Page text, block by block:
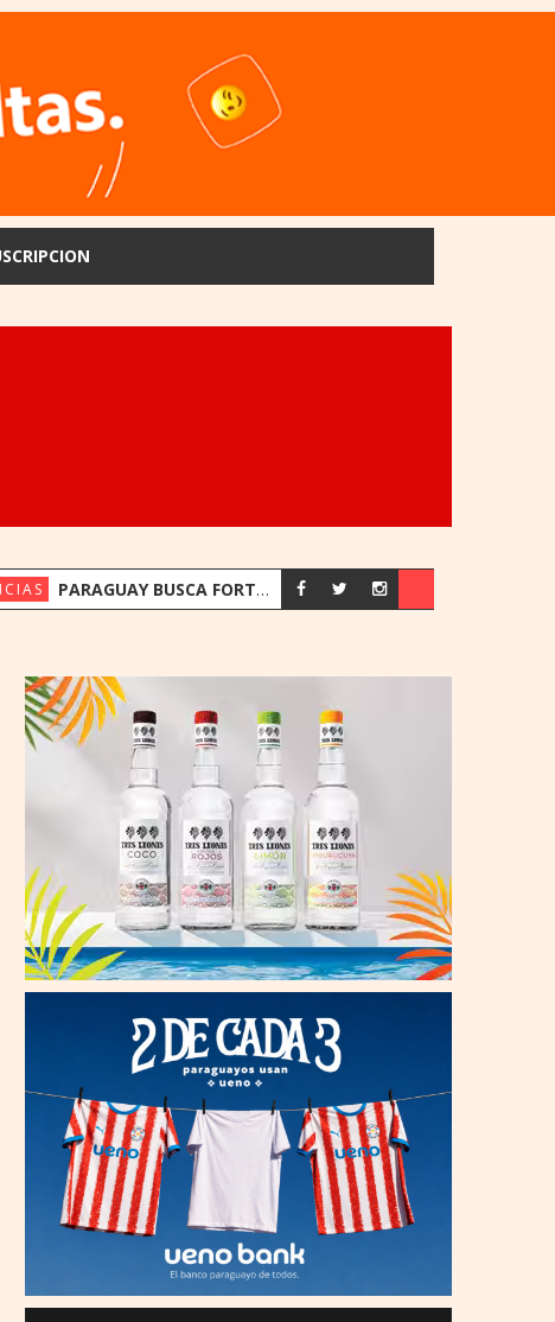
PARAGUAY BUSCA FORTALECER SU ESTRATEGIA ENERGÉTICA ANTE EL CRECIMIENTO DE LA DEMANDA